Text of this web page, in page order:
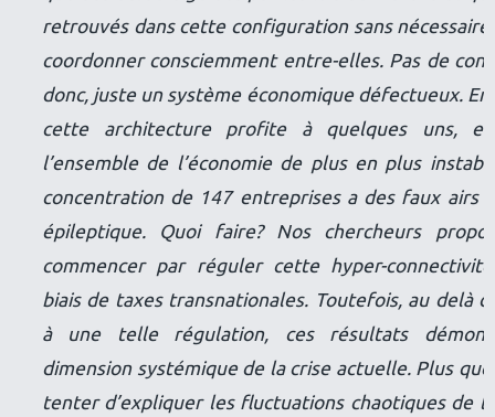
retrouvés dans cette configuration sans
coordonner consciemment entre-elles. Pas de
donc, juste un système économique défectueux.
cette architecture profite à quelques uns,
l’ensemble de l’économie de plus en plus
concentration de 147 entreprises a des faux airs
épileptique. Quoi faire? Nos chercheurs
commencer par réguler cette hyper-
biais de taxes transnationales. Toutefois, au delà
à une telle régulation, ces résultats
dimension systémique de la crise actuelle. Plus
tenter d’expliquer les fluctuations chaotiques de